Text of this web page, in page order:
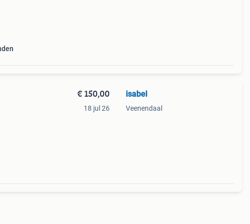
€ 150,00
18 jul 26
isabel
Veenendaal